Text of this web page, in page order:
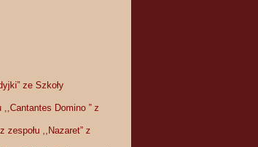
ze Szkoły
Domino ” z
,,Nazaret” z